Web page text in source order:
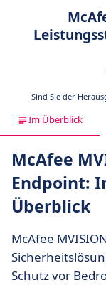
Sind Sie der
Im Überblick
McAfee
Endpoint:
Überblick
McAfee
Schutz vor